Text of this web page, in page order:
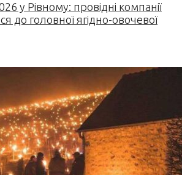
у Рівному: провідні компанії
до головної ягідно-овочевої